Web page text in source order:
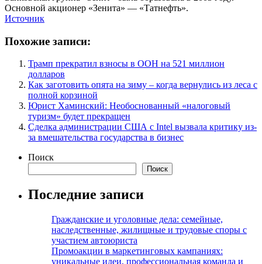
Основной акционер «Зенита» — «Татнефть».
Источник
Похожие записи:
Трамп прекратил взносы в ООН на 521 миллион
долларов
Как заготовить опята на зиму – когда вернулись из леса с
полной корзиной
Юрист Хаминский: Необоснованный «налоговый
туризм» будет прекращен
Сделка администрации США с Intel вызвала критику из-
за вмешательства государства в бизнес
Поиск
Поиск
Последние записи
Гражданские и уголовные дела: семейные,
наследственные, жилищные и трудовые споры с
участием автоюриста
Промоакции в маркетинговых кампаниях:
уникальные идеи, профессиональная команда и